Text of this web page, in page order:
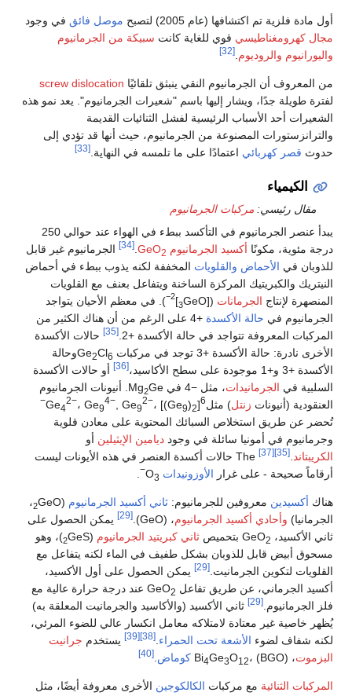
أول مادة فلزية تم اكتشافها (عام 2005) لتصبح موصل فائق في وجود
مجال كهرومغناطيسي قوي للغاية كانت سبيكة من الجرمانيوم
واليورانيوم والروديوم.
[32]
من المعروف أن الجرمانيوم النقي ينبثق تلقائيًا screw dislocation
لفترة طويلة جدًا، ويشار إليها باسم "شعيرات الجرمانيوم". يعد نمو هذه
الشعيرات أحد الأسباب الرئيسية لفشل الثنائيات القديمة
والترانزستورات المصنوعة من الجرمانيوم، حيث أنها قد تؤدي إلى
حدوث قصر كهربائي اعتمادًا على ما تلمسه في النهاية.[33]
الكيمياء
مقال رئيسي:مركبات الجرمانيوم
يبدأ عنصر الجرمانيوم في التأكسد ببطء في الهواء عند حوالي 250
درجة مئوية، مكونًا أكسيد الجرمانيوم GeO 2
.
[34]
الجرمانيوم غير قابل
للذوبان في الأحماض والقلويات المخففة لكنه يذوب ببطء في أحماض
النيتريك والكبريتيك المركزة الساخنة ويتفاعل بعنف مع القلويات
المنصهرة لإنتاج الجرمانات (
[GeO
3
]
2− ). في معظم الأحيان يتواجد
الجرمانيوم في حالة الأكسدة
+4 على الرغم من أن هناك الكثير من
المركبات المعروفة تتواجد في حالة الأكسدة +2.
[35]
حالات الأكسدة
الأخرى نادرة: حالة الأكسدة +3 توجد في مركبات Ge
2Cl6
وحالة
الأكسدة +3 و+1 موجودة على سطح الأكاسيد،
[36]
أو حالات الأكسدة
السلبية في الجرمانيدات، مثل −4 في Mg2Ge
. أنيونات الجرمانيوم
العنقودية (أنيونات زنتل) مثلGe 4
2−، Ge9
4−, Ge9
2−، [(Ge9)2]6−
تُحضر عن طريق استخلاص السبائك المحتوية على معادن قلوية
وجرمانيوم في أمونيا سائلة في وجود ديامين الإيثيلين أو
الكريبتاند.
[35]
[37]
The حالات أكسدة العنصر في هذه الأيونات ليست
أرقاماً صحيحة - على غرار الأوزونيدات 3
−
.
هناك أكسيدين معروفين للجرمانيوم: ثاني أكسيد الجرمانيوم (
GeO
2،
الجرمانيا) وأحادي أكسيد الجرمانيوم، (GeO
).
[29]
يمكن الحصول على
ثاني الأكسيد، GeO 2 بتحميص ثاني كبريتيد الجرمانيوم (
GeS
2)، وهو
مسحوق أبيض قابل للذوبان بشكل طفيف في الماء لكنه يتفاعل مع
القلويات لتكوين الجرمانيت.[29]
يمكن الحصول على أول الأكسيد،
أكسيد الجرماني، عن طريق تفاعل GeO 2
عند درجة حرارة عالية مع
فلز الجرمانيوم.[29]
ثاني الأكسيد (والأكاسيد والجرمانيت المعلقة به)
يُظهر خاصية غير معتادة لامتلاكه معامل انكسار عالي للضوء المرئي،
لكنه شفاف لضوء الأشعة تحت الحمراء.
[38]
[39] يستخدم جرانيت
البزموت، Bi 4Ge3O12، (BGO) كوماض.
[40]
المركبات الثنائية مع مركبات الكالكوجين الأخرى معروفة أيضًا، مثل